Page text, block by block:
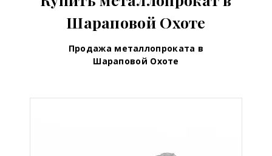
Шараповой Охоте
Продажа металлопроката в
Шараповой Охоте